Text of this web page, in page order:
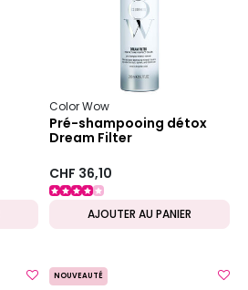
Color Wow
Pré-shampooing détox
Dream Filter
CHF 36,10
AJOUTER AU PANIER
NOUVEAUTÉ